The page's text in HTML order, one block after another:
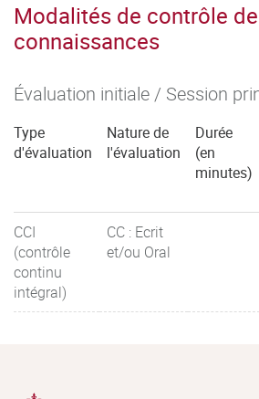
Modalités de contrôle
connaissances
Évaluation initiale / Session
Type
d'évaluation
Nature de
l'évaluation
Durée
(en
minutes)
CCI
(contrôle
continu
intégral)
CC : Ecrit
et/ou Oral